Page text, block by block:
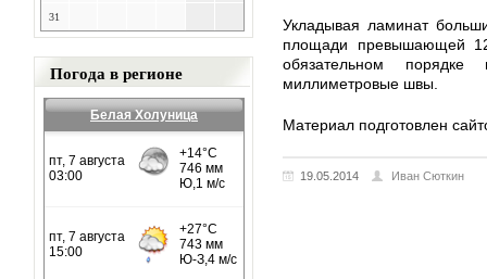
31
Погода в регионе
Белая Холуница
Укладывая ламинат
площади превышающей
обязательном порядке
миллиметровые швы.
Материал подготовлен
19.05.2014 Иван Сюткин